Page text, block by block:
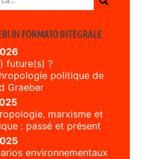
IN FORMATO INTEGRALE
future(s) ?
politique de
Graeber
marxisme et
: passé et présent
environnementaux